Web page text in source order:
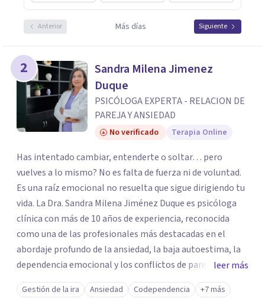
Anterior Más días Siguiente
2
Sandra Milena Jimenez
Duque
PSICÓLOGA EXPERTA - RELACION DE
PAREJA Y ANSIEDAD
No verificado Terapia Online
Has intentado cambiar, entenderte o soltar… pero
vuelves a lo mismo? No es falta de fuerza ni de voluntad.
Es una raíz emocional no resuelta que sigue dirigiendo tu
vida. La Dra. Sandra Milena Jiménez Duque es psicóloga
clínica con más de 10 años de experiencia, reconocida
como una de las profesionales más destacadas en el
abordaje profundo de la ansiedad, la baja autoestima, la
dependencia emocional y los conflictos de pareja. Ha
trabajado con pacientes en diferentes países,
acompañando procesos complejos. Su enfoque
leer más
Gestión de la ira Ansiedad Codependencia +7 más